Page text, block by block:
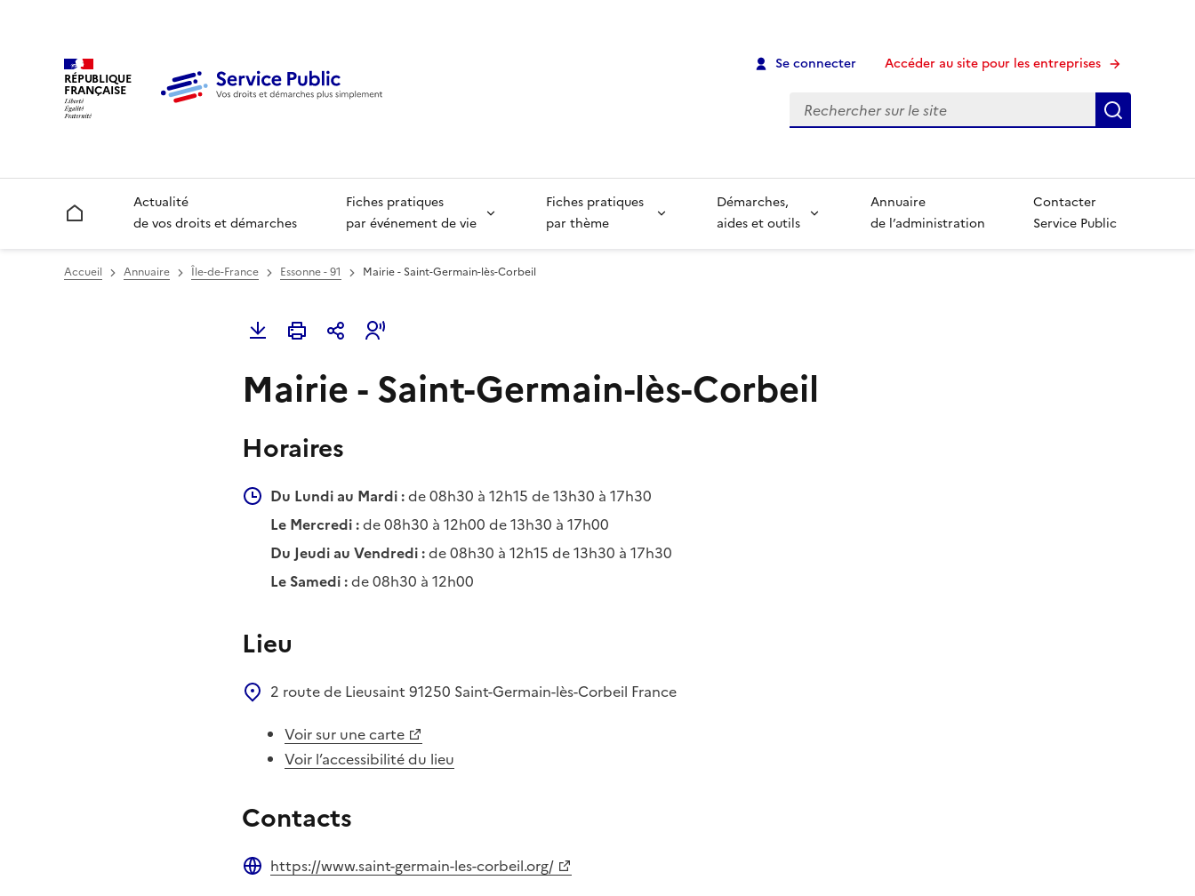
RÉPUBLIQUE
FRANÇAISE
Se connecter Accéder au site pour les entreprises
Recherche
Accueil
Actualité
de vos droits et démarches
Fiches pratiques
par événement de vie
Fiches pratiques
par thème
Démarches,
aides et outils
Annuaire
de l’administration
Contacter
Service Public
Accueil Annuaire Île-de-France Essonne - 91 Mairie - Saint-Germain-lès-Corbeil
Mairie - Saint-Germain-lès-Corbeil
Horaires
Du Lundi au Mardi :de 08h30 à 12h15 de 13h30 à 17h30
Le Mercredi :de 08h30 à 12h00 de 13h30 à 17h00
Du Jeudi au Vendredi :de 08h30 à 12h15 de 13h30 à 17h30
Le Samedi :de 08h30 à 12h00
Lieu
2 route de Lieusaint 91250 Saint-Germain-lès-Corbeil France
Voir sur une carte
Voir l’accessibilité du lieu
Contacts
https://www.saint-germain-les-corbeil.org/